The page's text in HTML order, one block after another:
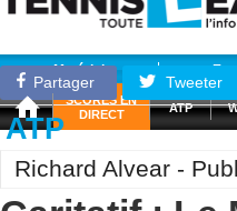
Matériel
SCORES EN
DIRECT
ATP
Partager Tweeter
ATP
Richard Alvear -